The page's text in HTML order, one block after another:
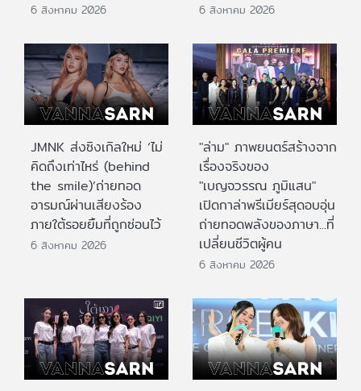
6 สิงหาคม 2026 6 สิงหาคม 2026
JMNK ส่งซิงเกิลใหม่ ‘ไม่
คิดถึงเท่าไหร่ (behind
the smile)’ถ่ายทอด
อารมณ์ผ่านเสียงร้อง
ภายใต้รอยยิ้มที่ถูกซ่อนไว้
6 สิงหาคม 2026
"ล่าม" ภาพยนตร์สร้างจาก
เรื่องจริงของ
"เบญจวรรณ ภูมิแสน"
เปิดกาล่าพรีเมียร์สุดอบอุ่น
ถ่ายทอดพลังของภาษา...ที่
เปลี่ยนชีวิตผู้คน
6 สิงหาคม 2026